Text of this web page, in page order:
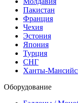
Пакистан
Франция
Чехия
Эстония
Япония
Турция
СНГ
Ханты-
Оборудование